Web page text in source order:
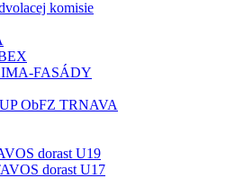
komisie
FASÁDY
ObFZ TRNAVA
dorast U19
dorast U17